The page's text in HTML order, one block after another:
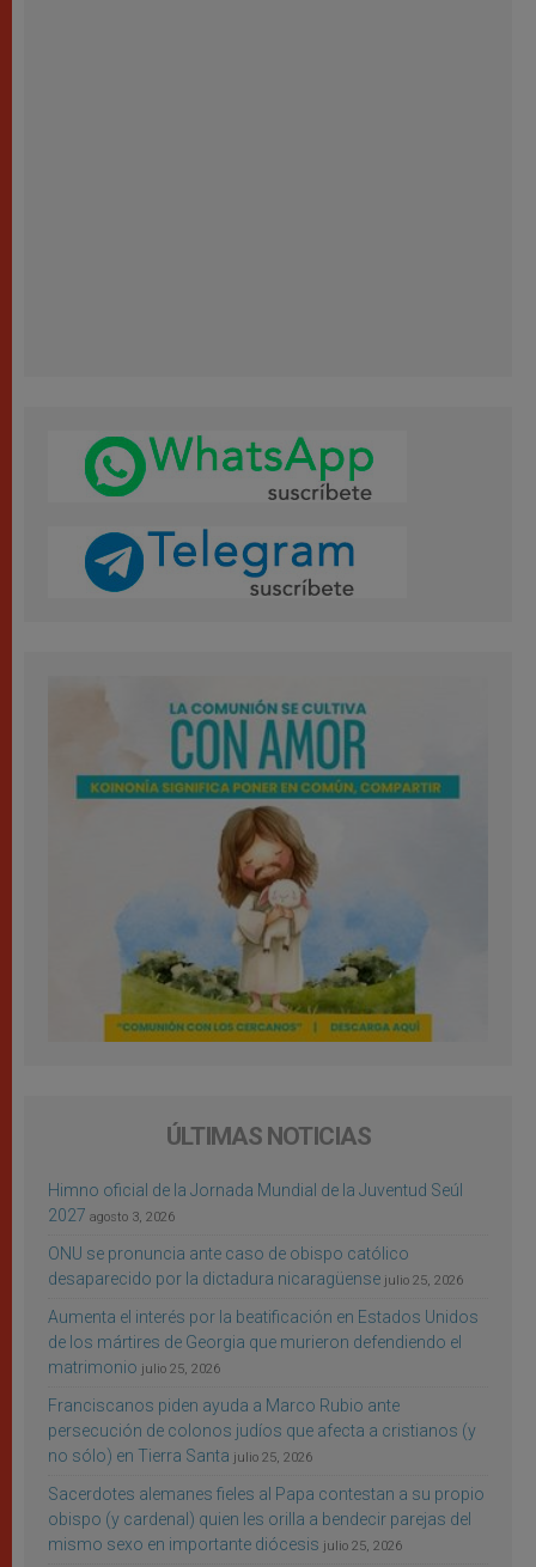
ÚLTIMAS NOTICIAS
Himno oficial de la Jornada Mundial de la Juventud Seúl
2027 agosto 3, 2026
ONU se pronuncia ante caso de obispo católico
desaparecido por la dictadura nicaragüense julio 25, 2026
Aumenta el interés por la beatificación en Estados Unidos
de los mártires de Georgia que murieron defendiendo el
matrimonio julio 25, 2026
Franciscanos piden ayuda a Marco Rubio ante
persecución de colonos judíos que afecta a cristianos (y
no sólo) en Tierra Santa julio 25, 2026
Sacerdotes alemanes fieles al Papa contestan a su propio
obispo (y cardenal) quien les orilla a bendecir parejas del
mismo sexo en importante diócesis julio 25, 2026